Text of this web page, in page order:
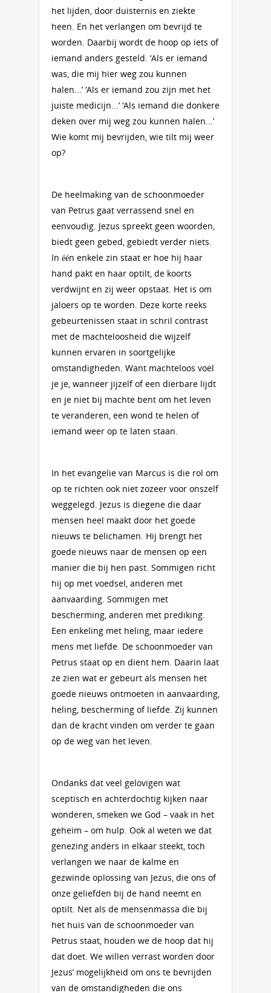
het lijden, door duisternis en ziekte
heen. En het verlangen om bevrijd te
worden. Daarbij wordt de hoop op iets of
iemand anders gesteld. ‘Als er iemand
was, die mij hier weg zou kunnen
halen...’ ‘Als er iemand zou zijn met het
juiste medicijn...’ ‘Als iemand die donkere
deken over mij weg zou kunnen halen...’
Wie komt mij bevrijden, wie tilt mij weer
op?
De heelmaking van de schoonmoeder
van Petrus gaat verrassend snel en
eenvoudig. Jezus spreekt geen woorden,
biedt geen gebed, gebiedt verder niets.
In één enkele zin staat er hoe hij haar
hand pakt en haar optilt, de koorts
verdwijnt en zij weer opstaat. Het is om
jaloers op te worden. Deze korte reeks
gebeurtenissen staat in schril contrast
met de machteloosheid die wijzelf
kunnen ervaren in soortgelijke
omstandigheden. Want machteloos voel
je je, wanneer jijzelf of een dierbare lijdt
en je niet bij machte bent om het leven
te veranderen, een wond te helen of
iemand weer op te laten staan.
In het evangelie van Marcus is die rol om
op te richten ook niet zozeer voor onszelf
weggelegd. Jezus is diegene die daar
mensen heel maakt door het goede
nieuws te belichamen. Hij brengt het
goede nieuws naar de mensen op een
manier die bij hen past. Sommigen richt
hij op met voedsel, anderen met
aanvaarding. Sommigen met
bescherming, anderen met prediking.
Een enkeling met heling, maar iedere
mens met liefde. De schoonmoeder van
Petrus staat op en dient hem. Daarin laat
ze zien wat er gebeurt als mensen het
goede nieuws ontmoeten in aanvaarding,
heling, bescherming of liefde. Zij kunnen
dan de kracht vinden om verder te gaan
op de weg van het leven.
Ondanks dat veel gelovigen wat
sceptisch en achterdochtig kijken naar
wonderen, smeken we God – vaak in het
geheim – om hulp. Ook al weten we dat
genezing anders in elkaar steekt, toch
verlangen we naar de kalme en
gezwinde oplossing van Jezus, die ons of
onze geliefden bij de hand neemt en
optilt. Net als de mensenmassa die bij
het huis van de schoonmoeder van
Petrus staat, houden we de hoop dat hij
dat doet. We willen verrast worden door
Jezus’ mogelijkheid om ons te bevrijden
van de omstandigheden die ons